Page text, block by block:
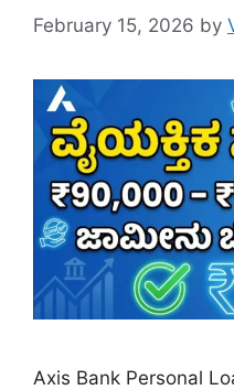
February 15, 2026 by
Axis Bank Personal